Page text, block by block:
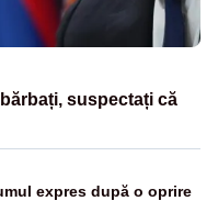
suspectați că
expres după o oprire